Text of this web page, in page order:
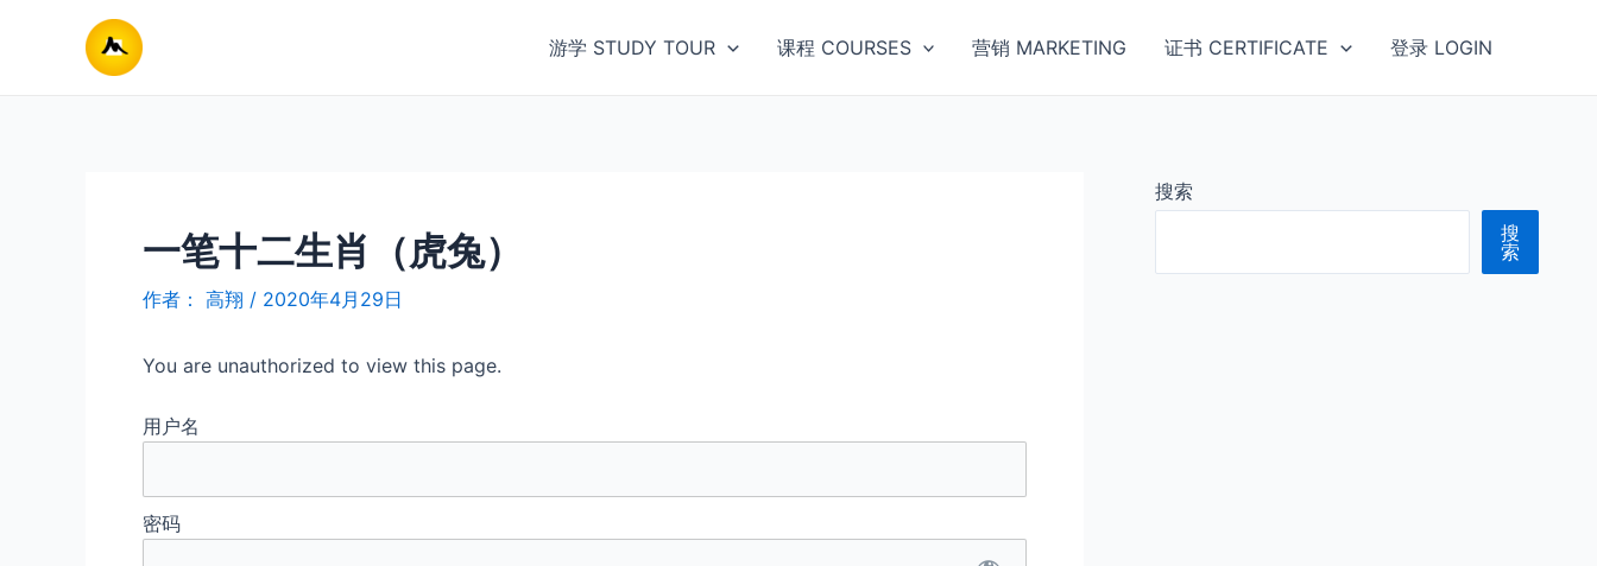
游学 STUDY TOUR 课程 COURSES 营销 MARKETING 证书 CERTIFICATE 登录 LOGIN
一笔十二生肖（虎兔）
作者： 高翔 / 2020年4月29日
You are unauthorized to view this page.
用户名
密码
搜索
搜
索